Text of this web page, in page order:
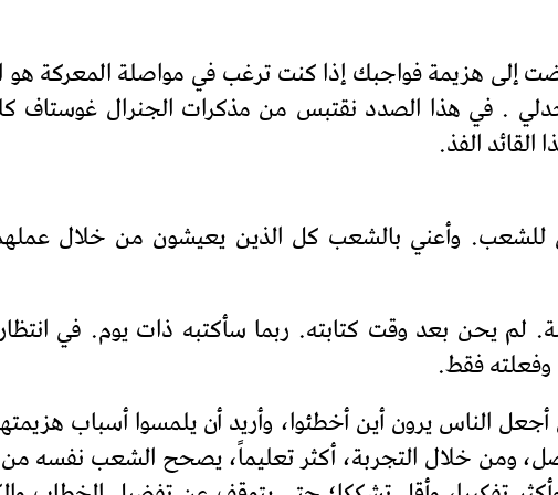
إلى هزيمة فواجبك إذا كنت ترغب في مواصلة المعركة هو
. في هذا الصدد نقتبس من مذكرات الجنرال غوستاف
الفذ.
وأعني بالشعب كل الذين يعيشون من خلال عملهم،
لم يحن بعد وقت كتابته. ربما سأكتبه ذات يوم. في
فقط.
الناس يرون أين أخطئوا، وأريد أن يلمسوا أسباب
ومن خلال التجربة، أكثر تعليماً، يصحح الشعب نفسه من